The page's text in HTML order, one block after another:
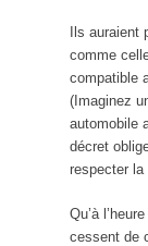
Ils
comme
compatible
(Imaginez
automobile
décret
respecter la
Qu’à
cessent de